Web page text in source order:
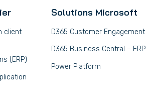
client
(ERP)
Solutions Microsoft
D365 Customer Engagement
D365 Business Central – ERP
Power Platform